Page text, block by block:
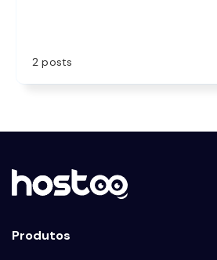
2 posts
Produtos